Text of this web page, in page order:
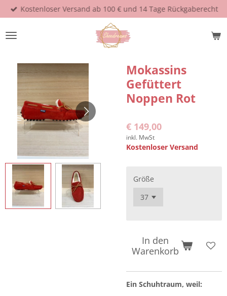
Zum
Hauptinhalt
springen
Kostenloser Versand ab 100 € und 14 Tage Rückgaberecht
Mokassins
Gefüttert
Noppen Rot
€ 149,00
inkl. MwSt
Kostenloser Versand
Größe
In den
Warenkorb
Ein Schuhtraum, weil: